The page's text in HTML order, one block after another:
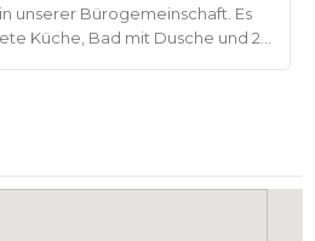
unserer Bürogemeinschaft. Es
Küche, Bad mit Dusche und 2
Couchecke und einen Bereich